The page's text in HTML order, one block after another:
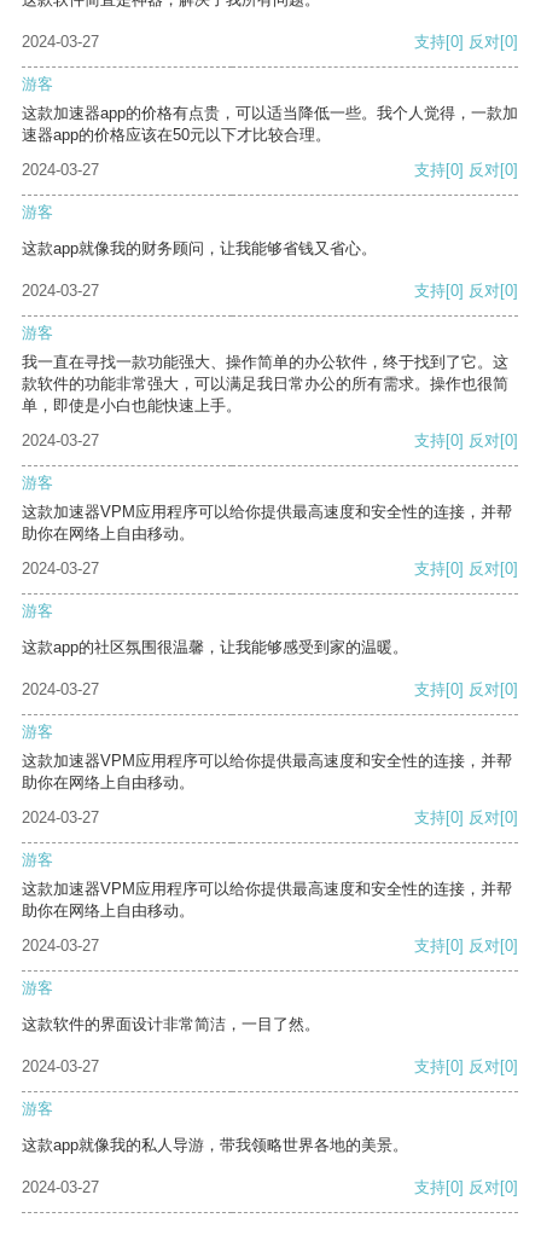
2024-03-27 支持[0] 反对[0]
游客
这款加速器app的价格有点贵，可以适当降低一些。我个人觉得，一款加
速器app的价格应该在50元以下才比较合理。
2024-03-27
支持[0] 反对[0]
游客
这款app就像我的财务顾问，让我能够省钱又省心。
2024-03-27 支持[0] 反对[0]
游客
我一直在寻找一款功能强大、操作简单的办公软件，终于找到了它。这
款软件的功能非常强大，可以满足我日常办公的所有需求。操作也很简
单，即使是小白也能快速上手。
2024-03-27
支持[0] 反对[0]
游客
这款加速器VPM应用程序可以给你提供最高速度和安全性的连接，并帮
助你在网络上自由移动。
2024-03-27
支持[0] 反对[0]
游客
这款app的社区氛围很温馨，让我能够感受到家的温暖。
2024-03-27 支持[0] 反对[0]
游客
这款加速器VPM应用程序可以给你提供最高速度和安全性的连接，并帮
助你在网络上自由移动。
2024-03-27
支持[0] 反对[0]
游客
这款加速器VPM应用程序可以给你提供最高速度和安全性的连接，并帮
助你在网络上自由移动。
2024-03-27
支持[0] 反对[0]
游客
这款软件的界面设计非常简洁，一目了然。
2024-03-27 支持[0] 反对[0]
游客
这款app就像我的私人导游，带我领略世界各地的美景。
2024-03-27 支持[0] 反对[0]